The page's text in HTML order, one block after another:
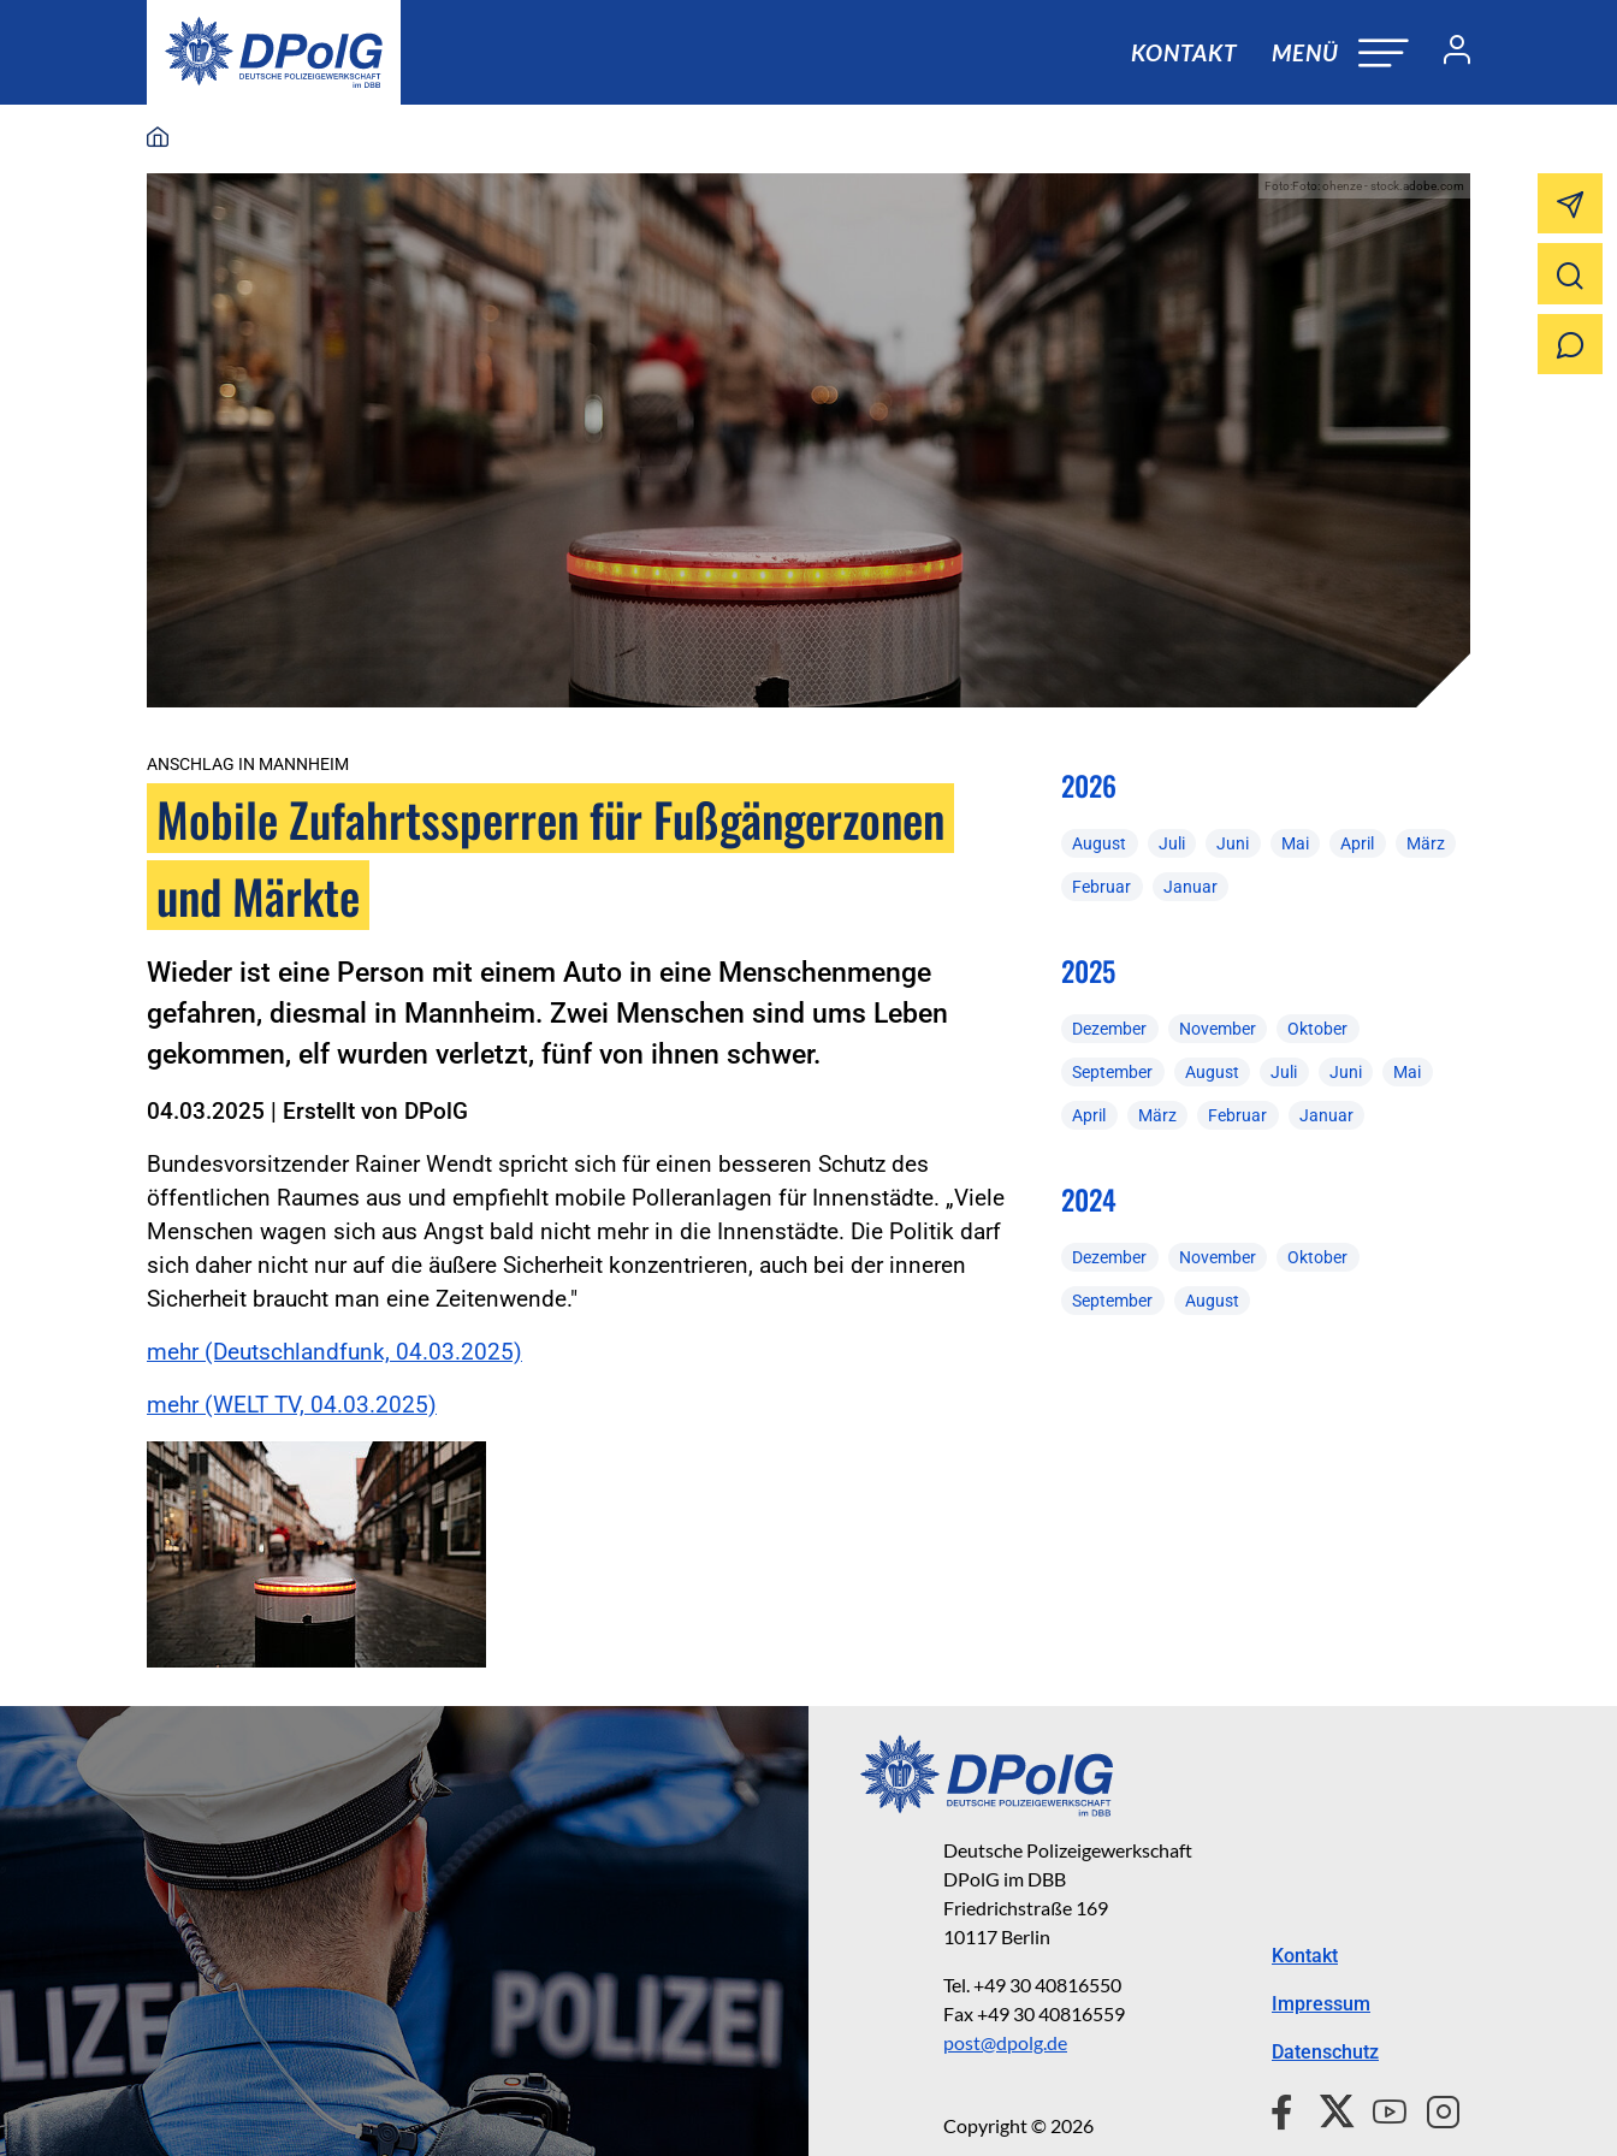
KONTAKT MENÜ
Foto:Foto: ohenze - stock.adobe.com
ANSCHLAG IN MANNHEIM
Mobile Zufahrtssperren für Fußgängerzonen
und Märkte
Wieder ist eine Person mit einem Auto in eine Menschenmenge
gefahren, diesmal in Mannheim. Zwei Menschen sind ums Leben
gekommen, elf wurden verletzt, fünf von ihnen schwer.
04.03.2025 | Erstellt von DPolG
Bundesvorsitzender Rainer Wendt spricht sich für einen besseren Schutz des
öffentlichen Raumes aus und empfiehlt mobile Polleranlagen für Innenstädte. „Viele
Menschen wagen sich aus Angst bald nicht mehr in die Innenstädte. Die Politik darf
sich daher nicht nur auf die äußere Sicherheit konzentrieren, auch bei der inneren
Sicherheit braucht man eine Zeitenwende."
mehr (Deutschlandfunk, 04.03.2025)
mehr (WELT TV, 04.03.2025)
2026
August Juli Juni Mai April März
Februar Januar
2025
Dezember November Oktober
September August Juli Juni Mai
April März Februar Januar
2024
Dezember November Oktober
September August
Deutsche Polizeigewerkschaft
DPolG im DBB
Friedrichstraße 169
10117 Berlin
Tel. +49 30 40816550
Fax +49 30 40816559
post@dpolg.de
Kontakt
Impressum
Datenschutz
Copyright © 2026